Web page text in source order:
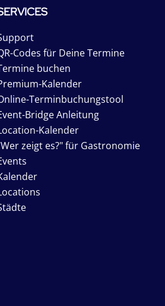
Codes für Deine Termine
buchen
Kalender
Terminbuchungstool
Bridge Anleitung
Kalender
zeigt es?" für Gastronomie